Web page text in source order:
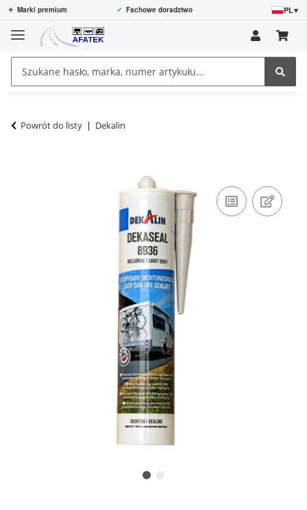
⭐ Marki premium ✓ Fachowe doradztwo PL▾
Powrót do listy Dekalin